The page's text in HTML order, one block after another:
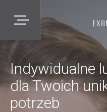
Indywidualne
dla Twoich
potrzeb